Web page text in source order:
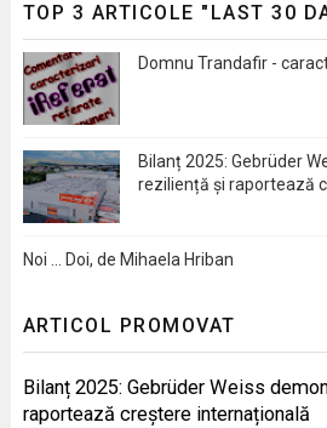
TOP 3 ARTICOLE "LAST 30
Domnu Trandafir -
Bilanț 2025: Gebrüder
reziliență și raportează
Noi … Doi, de Mihaela Hriban
ARTICOL PROMOVAT
Bilanț 2025: Gebrüder Weiss
raportează creștere internațională